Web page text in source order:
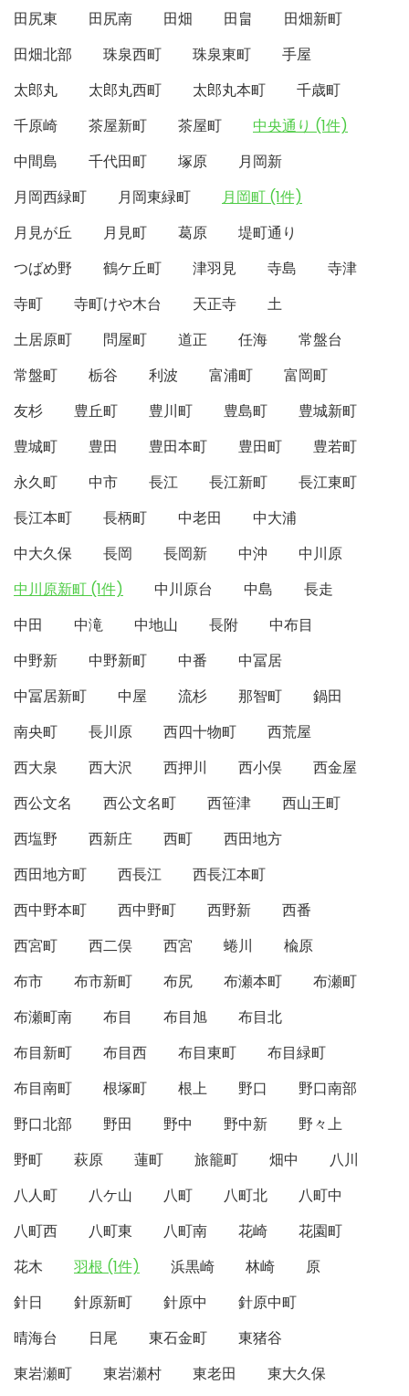
田尻東
田尻南 田畑 田畠
田畑新町
田畑北部
珠泉西町 珠泉東町
手屋
太郎丸
太郎丸西町 太郎丸本町
千歳町
千原崎
茶屋新町 茶屋町
中央通り (1件)
中間島
千代田町 塚原
月岡新
月岡西緑町
月岡東緑町
月岡町 (1件)
月見が丘
月見町 葛原
堤町通り
つばめ野
鶴ケ丘町 津羽見 寺島
寺津
寺町
寺町けや木台 天正寺
土
土居原町
問屋町 道正 任海
常盤台
常盤町
栃谷 利波 富浦町
富岡町
友杉
豊丘町 豊川町 豊島町
豊城新町
豊城町
豊田 豊田本町 豊田町
豊若町
永久町
中市 長江 長江新町
長江東町
長江本町
長柄町 中老田
中大浦
中大久保
長岡 長岡新 中沖
中川原
中川原新町 (1件)
中川原台 中島
長走
中田
中滝 中地山 長附
中布目
中野新
中野新町 中番
中冨居
中冨居新町
中屋 流杉 那智町
鍋田
南央町
長川原 西四十物町
西荒屋
西大泉
西大沢 西押川 西小俣
西金屋
西公文名
西公文名町 西笹津
西山王町
西塩野
西新庄 西町
西田地方
西田地方町
西長江
西長江本町
西中野本町
西中野町 西野新
西番
西宮町
西二俣 西宮 蜷川
楡原
布市
布市新町 布尻 布瀬本町
布瀬町
布瀬町南
布目 布目旭
布目北
布目新町
布目西 布目東町
布目緑町
布目南町
根塚町 根上 野口
野口南部
野口北部
野田 野中 野中新
野々上
野町
萩原 蓮町 旅籠町 畑中
八川
八人町
八ケ山 八町 八町北
八町中
八町西
八町東 八町南 花崎
花園町
花木
羽根 (1件) 浜黒崎 林崎
原
針日
針原新町 針原中
針原中町
晴海台
日尾 東石金町
東猪谷
東岩瀬町
東岩瀬村 東老田 東大久保